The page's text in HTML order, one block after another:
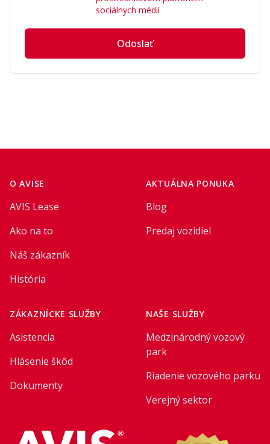
sociálnych médií
Odoslať
O AVISE
AVIS Lease
Ako na to
Náš zákazník
História
AKTUÁLNA PONUKA
Blog
Predaj vozidiel
ZÁKAZNÍCKE SLUŽBY
Asistencia
Hlásenie škôd
Dokumenty
NAŠE SLUŽBY
Medzinárodný vozový
park
Riadenie vozového parku
Verejný sektor